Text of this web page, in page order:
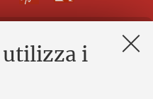
utilizza i
PEC